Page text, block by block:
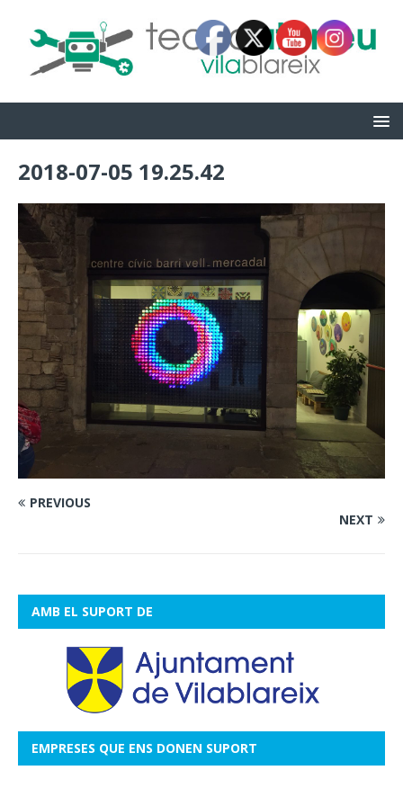
2018-07-05 19.25.42
PREVIOUS
NEXT
AMB EL SUPORT DE
EMPRESES QUE ENS DONEN SUPORT